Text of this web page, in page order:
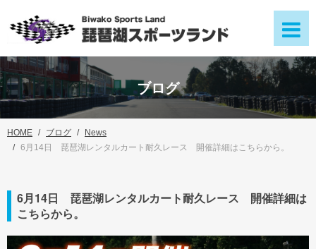
ブログ
HOME ブログ
News
6月14日 琵琶湖レンタルカート耐久レース 開催詳細はこちらから。
6月14日 琵琶湖レンタルカート耐久レース 開催詳細は
こちらから。